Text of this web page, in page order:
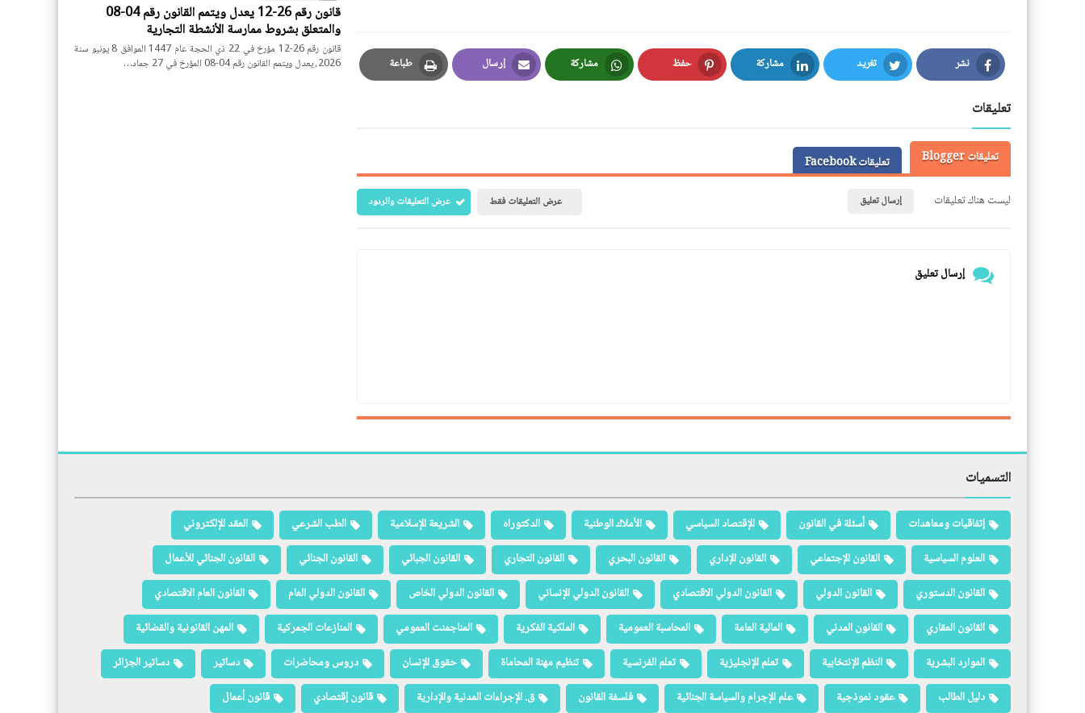
نشر
Facebook
تغريد
Twitter
مشاركة
LinkedIn
حفظ
Pinterest
مشاركة
Whatsapp
إرسال
Email
طباعة
Print
تعليقات
تعليقات Blogger
تعليقات Facebook
ليست هناك تعليقات
إرسال تعليق عرض التعليقات فقط عرض التعليقات والردود
إرسال تعليق
قانون رقم 26-12 يعدل ويتمم القانون رقم 04-08
والمتعلق بشروط ممارسة الأنشطة التجارية
قانون رقم 26-12 مؤرخ في 22 ذي الحجة عام 1447 الموافق 8 يونيو سنة
2026، يعدل ويتمم القانون رقم 04-08 المؤرخ في 27 جماد…
التسميات
إتفاقيات ومعاهدات أسئلة في القانون الإقتصاد السياسي الأملاك الوطنية الدكتوراه الشريعة الإسلامية الطب الشرعي
العقد الإلكتروني
العلوم السياسية
القانون الإجتماعي القانون الإداري القانون البحري القانون التجاري القانون الجبائي القانون الجنائي
القانون الجنائي للأعمال
القانون الدستوري
القانون الدولي القانون الدولي الاقتصادي القانون الدولي الإنساني القانون الدولي الخاص القانون الدولي العام
القانون العام الاقتصادي
القانون العقاري
القانون المدني المالية العامة المحاسبة العمومية الملكية الفكرية المناجمنت العمومي المنازعات الجمركية
المهن القانونية والقضائية
الموارد البشرية
النظم الإنتخابية تعلم الإنجليزية تعلم الفرنسية تنظيم مهنة المحاماة حقوق الإنسان دروس ومحاضرات دساتير
دساتير الجزائر
دليل الطالب
عقود نموذجية علم الإجرام والسياسة الجنائية فلسفة القانون ق. الإجراءات المدنية والإدارية قانون إقتصادي
قانون أعمال